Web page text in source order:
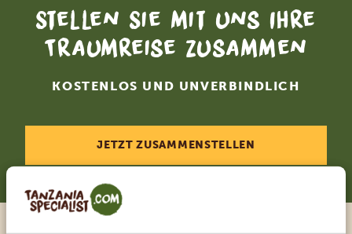
Stellen Sie mit uns Ihre
Traumreise zusammen
KOSTENLOS UND UNVERBINDLICH
JETZT ZUSAMMENSTELLEN